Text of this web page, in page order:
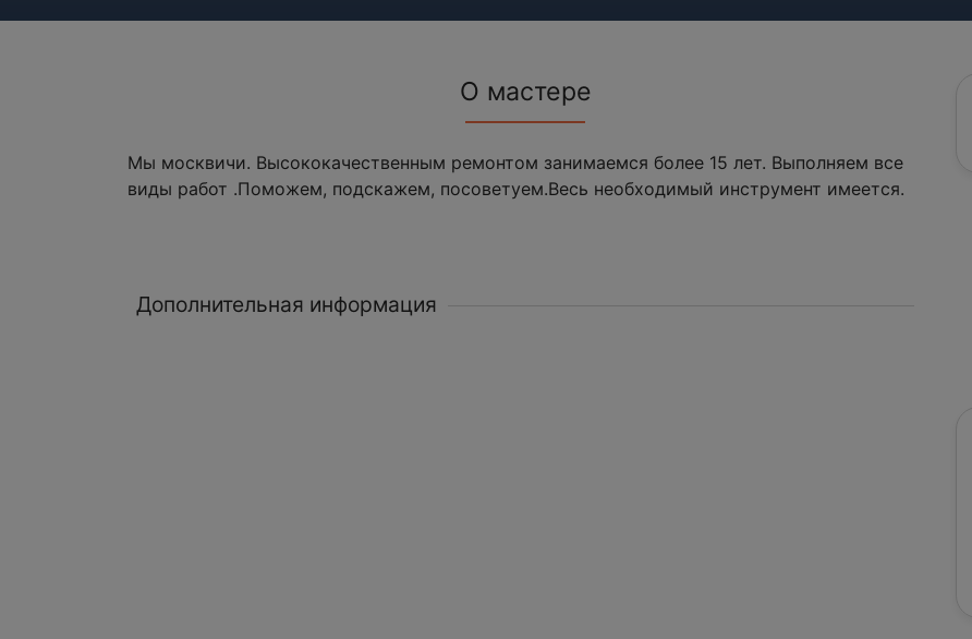
О мастере
Мы москвичи. Bысококачественным ремонтом занимаемся более 15 лет. Выполняем все
виды работ .Поможем, подскажем, посоветуем.Весь необходимый инструмент имеется.
Дополнительная информация